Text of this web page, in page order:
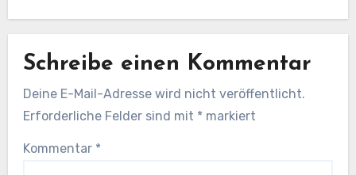
Schreibe einen Kommentar
Deine E-Mail-Adresse wird nicht veröffentlicht.
Erforderliche Felder sind mit * markiert
Kommentar *